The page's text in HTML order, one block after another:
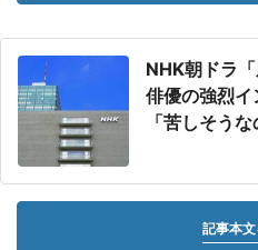
NHK朝ドラ
俳優の強烈イ
「苦しそう
記事本